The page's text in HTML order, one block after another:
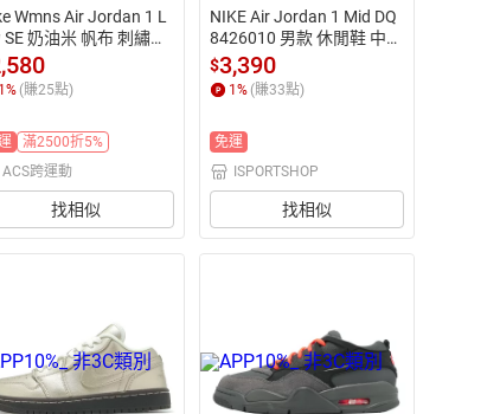
Wmns Air Jordan 1 L
奶油米 帆布 刺繡勾
鞋 AJ1 休閒鞋
1% (賺25點)
滿2500折5%
ACS跨運動
找相似
NIKE Air Jordan 1 Mid DQ
8426010 男款 休閒鞋 中筒
黑白【iSport愛運動】
$3,390
1 % (賺33點)
免運
ISPORTSHOP
找相似